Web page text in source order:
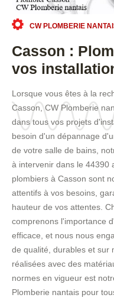
CW PLOMBERIE
Casson :
vos
Lorsque vous êtes à la
Casson, CW Plomberie
dans tous vos projets
besoin d'un dépannage
de votre salle de bains,
à intervenir dans le 44390
plombiers à Casson sont
attentifs à vos besoins,
hauteur de vos attentes.
comprenons l'importance
efficace, et nous nous
de qualité, durables et sur
réalisées avec des
normes en vigueur est
Plomberie nantais pour